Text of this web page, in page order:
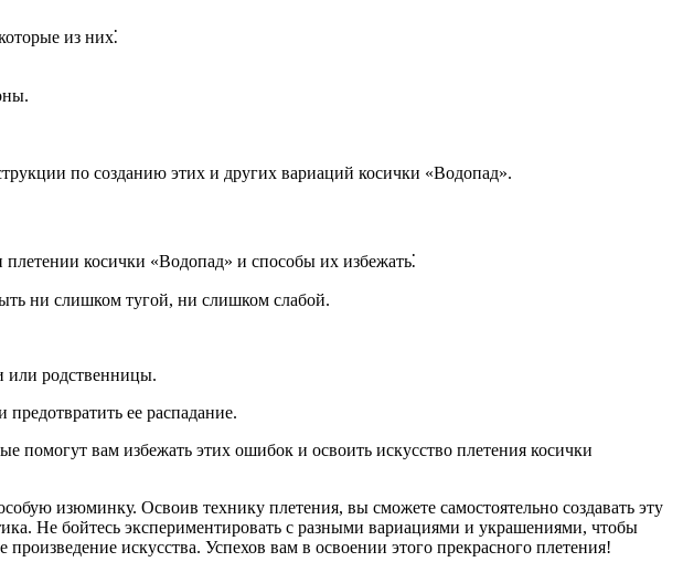
из них⁚
по созданию этих и других вариаций косички «Водопад».
косички «Водопад» и способы их избежать⁚
ни слишком тугой, ни слишком слабой.
или родственницы.
ее распадание.
вам избежать этих ошибок и освоить искусство плетения косички
изюминку. Освоив технику плетения, вы сможете самостоятельно создавать эту
Не бойтесь экспериментировать с разными вариациями и украшениями, чтобы
искусства. Успехов вам в освоении этого прекрасного плетения!